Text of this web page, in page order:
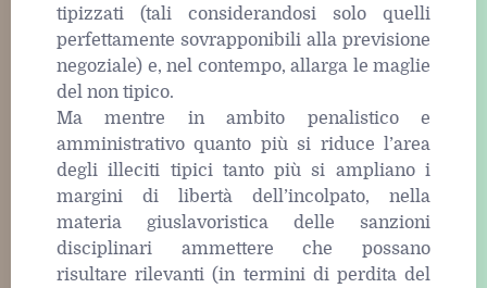
tipizzati (tali considerandosi solo quelli
perfettamente sovrapponibili alla previsione
negoziale) e, nel contempo, allarga le maglie
del non tipico.
Ma mentre in ambito penalistico e
amministrativo quanto più si riduce l’area
degli illeciti tipici tanto più si ampliano i
margini di libertà dell’incolpato, nella
materia giuslavoristica delle sanzioni
disciplinari ammettere che possano
risultare rilevanti (in termini di perdita del